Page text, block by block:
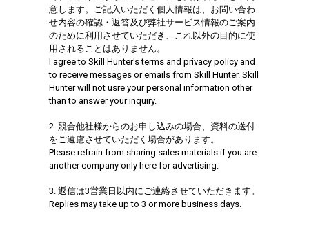
意します。ご記入いただく個人情報は、お問い合わ
せ内容の確認・返答及び弊社サービス情報のご案内
のために利用させていただき、これ以外の目的に使
用されることはありません。
I agree to Skill Hunter's terms and privacy policy and
to receive messages or emails from Skill Hunter. Skill
Hunter will not usre your personal information other
than to answer your inquiry.
2. 競合他社様からのお申し込みの場合、資料の送付
をご遠慮させていただく場合があります。
Please refrain from sharing sales materials if you are
another company only here for advertising.
3. 返信は3営業日以内にご連絡させていただきます。
Replies may take up to 3 or more business days.